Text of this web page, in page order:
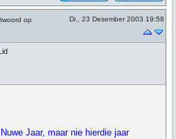
op
Di., 23 Desember 2003 19:58
Jaar, maar nie hierdie jaar